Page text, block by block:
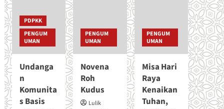
J
I
A
6
PDPKK
PENGUM
UMAN
Undanga
n
Komunita
s Basis
PENGUM
UMAN
Novena
Roh
Kudus
Lulik
PENGUM
UMAN
Misa Hari
Raya
Kenaikan
Tuhan,